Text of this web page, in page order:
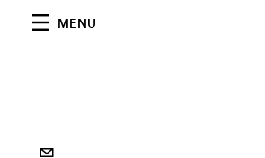
MENU